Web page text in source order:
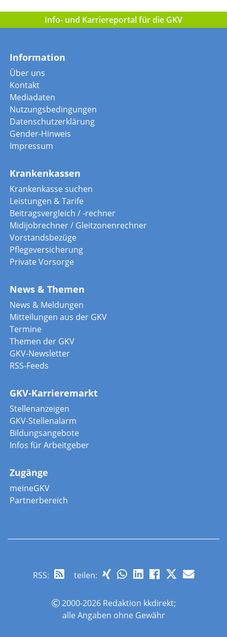
Info- und Karriereportal für die GKV
Information
Über uns
Kontakt
Mediadaten
Nutzungsbedingungen
Datenschutzerklärung
Gender-Hinweis
Impressum
Krankenkassen
Krankenkasse suchen
Leistungen & Tarife
Beitragsvergleich / -rechner
Midijobrechner / Gleitzonenrechner
Vorstandsbezüge
Pflegeversicherung
Private Vorsorge
News & Themen
News & Meldungen
Mitteilungen aus der GKV
Termine
Themen der GKV
GKV-Newsletter
RSS-Feeds
GKV-Karrieremarkt
Stellenanzeigen
GKV-Stellenalarm
Bildungsangebote
Infos für Arbeitgeber
Zugänge
meineGKV
Partnerbereich
RSS: teilen:
2000-2026 Redaktion kkdirekt;
alle Angaben ohne Gewähr